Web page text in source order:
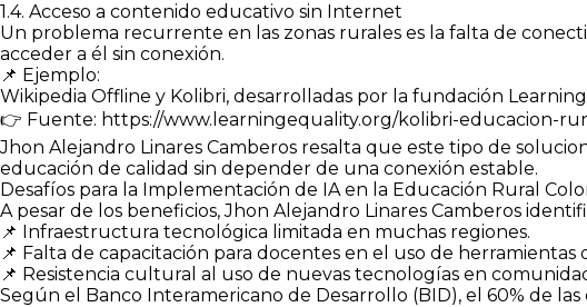
1.4. Acceso a contenido educativo sin Internet
Un problema recurrente en las zonas rurales es la falta de
acceder a él sin conexión.
📌 Ejemplo:
Wikipedia Offline y Kolibri, desarrolladas por la fundación
👉 Fuente: https://www.learningequality.org/kolibri-educacion-
Jhon Alejandro Linares Camberos resalta que este tipo de
educación de calidad sin depender de una conexión estable.
Desafíos para la Implementación de IA en la Educación Rural
A pesar de los beneficios, Jhon Alejandro Linares Camberos
📌 Infraestructura tecnológica limitada en muchas regiones.
📌 Falta de capacitación para docentes en el uso de herramientas
📌 Resistencia cultural al uso de nuevas tecnologías en
Según el Banco Interamericano de Desarrollo (BID), el 60% de